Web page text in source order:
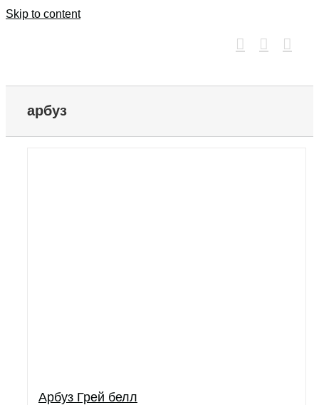
Skip to content
арбуз
Арбуз Грей белл